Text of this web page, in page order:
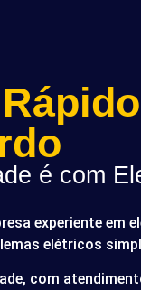
é com
experiente em
elétricos
com